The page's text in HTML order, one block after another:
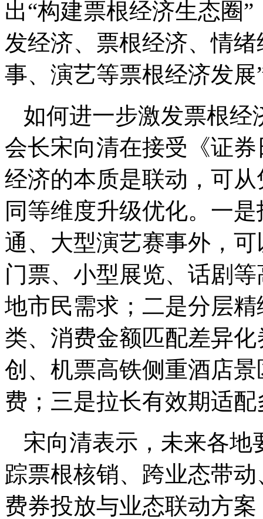
出“构建票根经济生态圈
发经济、票根经济、情
事、演艺等票根经济发展
如何进一步激发票根经
会长宋向清在接受《证
经济的本质是联动，可
同等维度升级优化。一
通、大型演艺赛事外，
门票、小型展览、话剧
地市民需求；二是分层
类、消费金额匹配差异
创、机票高铁侧重酒店
费；三是拉长有效期适
宋向清表示，未来各
踪票根核销、跨业态带
费券投放与业态联动方